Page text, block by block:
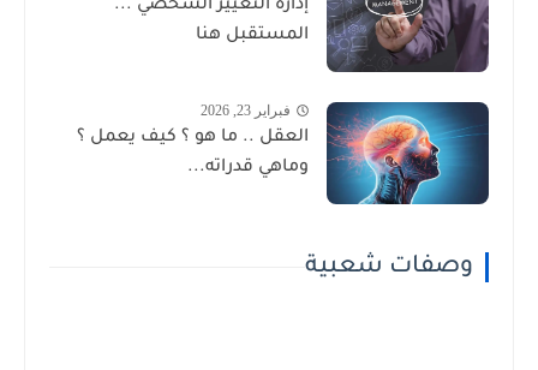
إدارة التغيير الشخصي ...
المستقبل هنا
فبراير 23, 2026
العقل .. ما هو ؟ كيف يعمل ؟
وماهي قدراته...
وصفات شعبية